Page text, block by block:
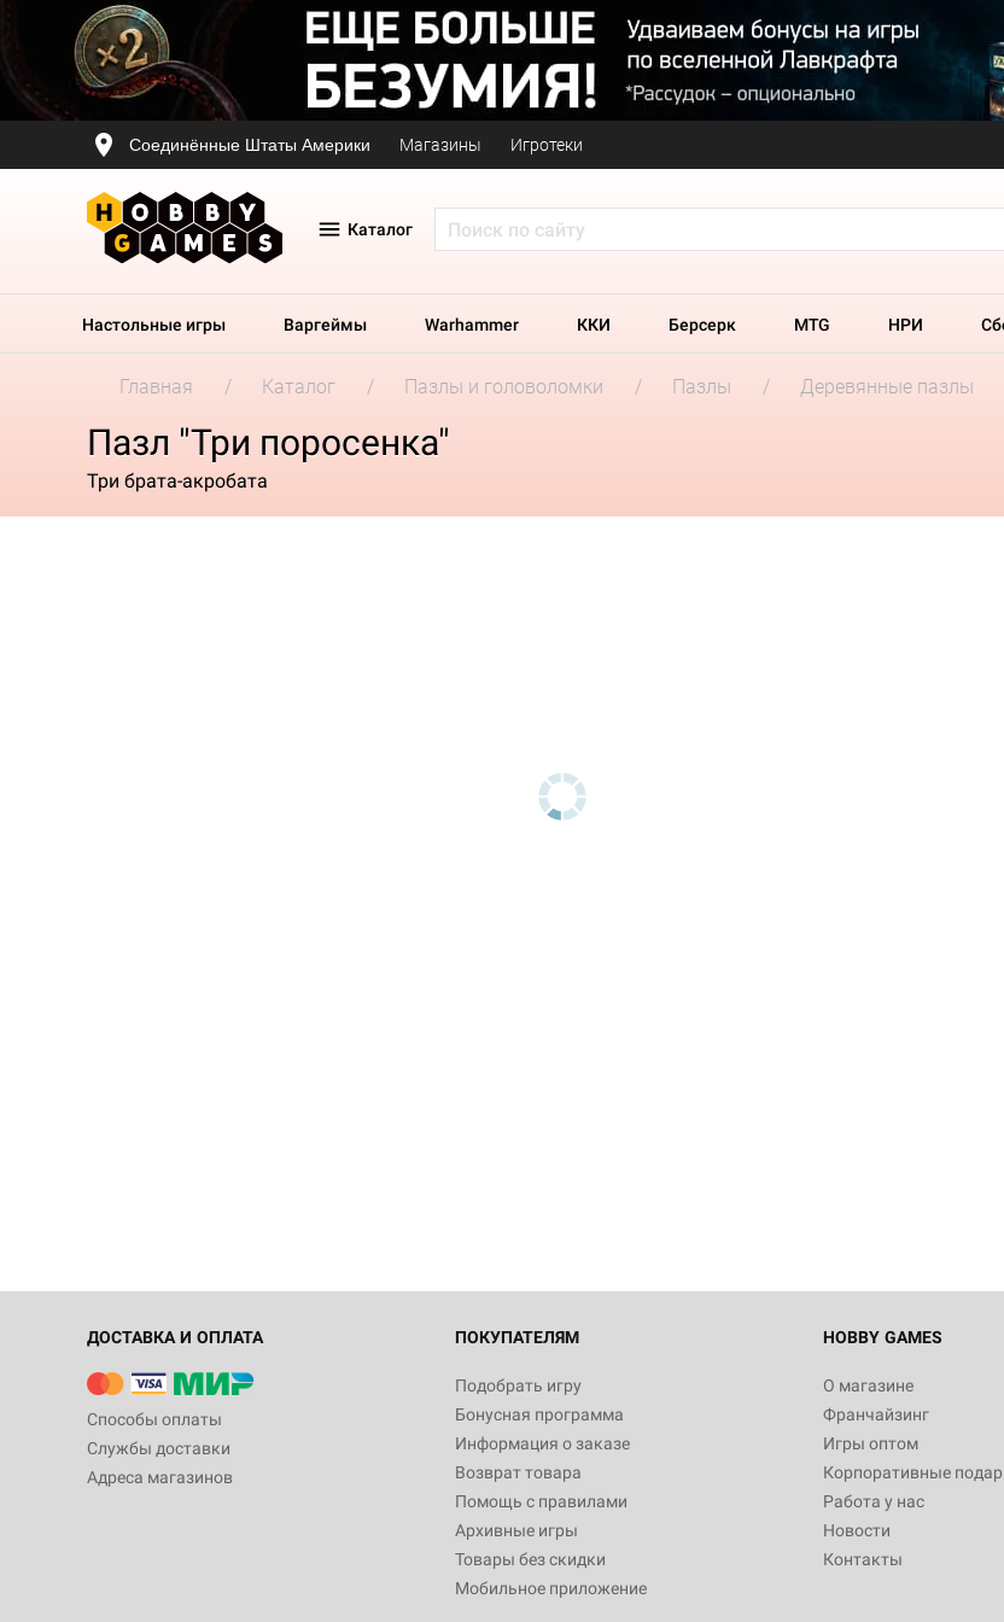
Соединённые Штаты Америки Магазины Игротеки
Каталог
Настольные игры Варгеймы Warhammer ККИ Берсерк MTG НРИ
Главная Каталог Пазлы и головоломки Пазлы Деревянные пазлы
Пазл "Три поросенка"
Три брата-акробата
ДОСТАВКА И ОПЛАТА
Способы оплаты
Службы доставки
Адреса магазинов
ПОКУПАТЕЛЯМ
Подобрать игру
Бонусная программа
Информация о заказе
Возврат товара
Помощь с правилами
Архивные игры
Товары без скидки
Мобильное приложение
HOBBY GAMES
О магазине
Франчайзинг
Игры оптом
Корпоративные
Работа у нас
Новости
Контакты